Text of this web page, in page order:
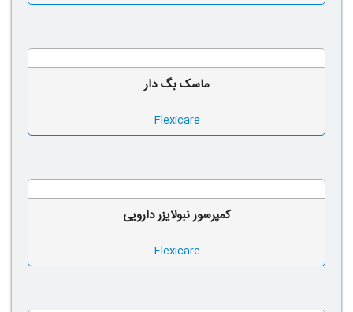
ماسک بگ دار
Flexicare
کمپرسور نبولایزر دارویی
Flexicare